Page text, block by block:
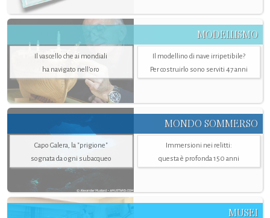
MODELLISMO
Il vascello che ai mondiali
ha navigato nell’oro
Il modellino di nave irripetibile?
Per costruirlo sono serviti 47 anni
MONDO SOMMERSO
Capo Galera, la "prigione"
sognata da ogni subacqueo
Immersioni nei relitti:
questa è profonda 150 anni
MUSEI